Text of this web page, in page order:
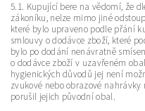
5.1. Kupující bere na vědomí, že
zákoníku, nelze mimo jiné
které bylo upraveno podle přání
smlouvy o dodávce zboží, které
bylo po dodání nenávratně
o dodávce zboží v uzavřeném
hygienických důvodů jej není
zvukové nebo obrazové
porušil jejich původní obal.